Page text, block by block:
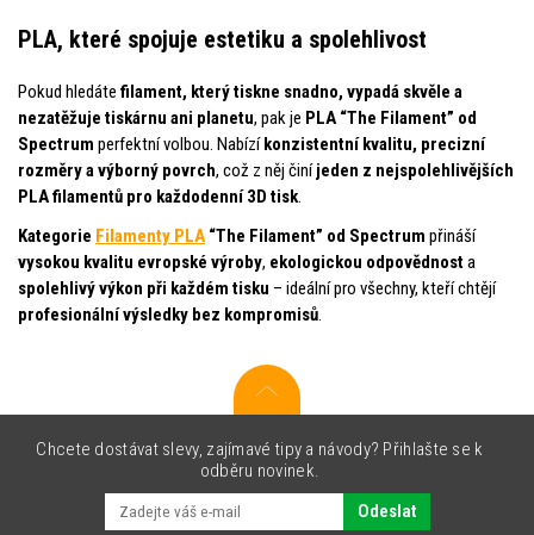
PLA, které spojuje estetiku a spolehlivost
Pokud hledáte filament, který tiskne snadno, vypadá skvěle a
nezatěžuje tiskárnu ani planetu, pak je PLA “The Filament” od
Spectrum perfektní volbou. Nabízíkonzistentní kvalitu, precizní
rozměry a výborný povrch, což z něj činíjeden z nejspolehlivějších
PLA filamentů pro každodenní 3D tisk.
Kategorie Filamenty PLA “The Filament” od Spectrum přináší
vysokou kvalitu evropské výroby, ekologickou odpovědnosta
spolehlivý výkon při každém tisku – ideální pro všechny, kteří chtějí
profesionální výsledky bez kompromisů.
Chcete dostávat slevy, zajímavé tipy a návody? Přihlašte se k
odběru novinek.
Odeslat